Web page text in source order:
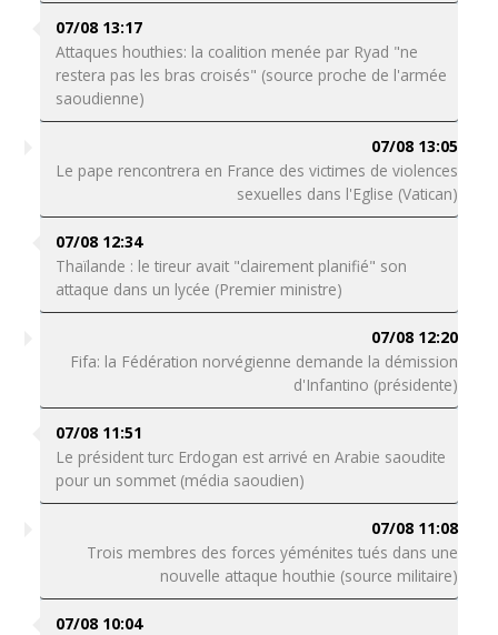
07/08 13:17
Attaques houthies: la coalition menée par Ryad "ne
restera pas les bras croisés" (source proche de l'armée
saoudienne)
07/08 13:05
Le pape rencontrera en France des victimes de violences
sexuelles dans l'Eglise (Vatican)
07/08 12:34
Thaïlande : le tireur avait "clairement planifié" son
attaque dans un lycée (Premier ministre)
07/08 12:20
Fifa: la Fédération norvégienne demande la démission
d'Infantino (présidente)
07/08 11:51
Le président turc Erdogan est arrivé en Arabie saoudite
pour un sommet (média saoudien)
07/08 11:08
Trois membres des forces yéménites tués dans une
nouvelle attaque houthie (source militaire)
07/08 10:04